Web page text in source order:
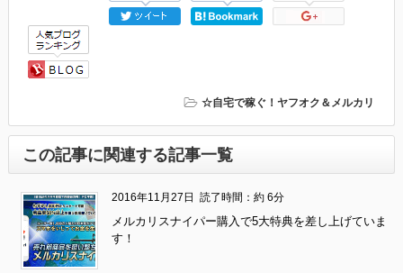
☆自宅で稼ぐ！ヤフオク＆メルカリ
この記事に関連する記事一覧
2016年11月27日 読了時間：約 6分
メルカリスナイパー購入で5大特典を差し上げていま
す！